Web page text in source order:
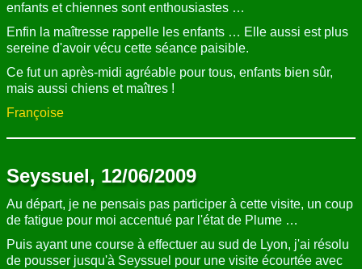
enfants et chiennes sont enthousiastes …
Enfin la maîtresse rappelle les enfants … Elle aussi est plus
sereine d'avoir vécu cette séance paisible.
Ce fut un après-midi agréable pour tous, enfants bien sûr,
mais aussi chiens et maîtres !
Françoise
Seyssuel, 12/06/2009
Au départ, je ne pensais pas participer à cette visite, un coup
de fatigue pour moi accentué par l'état de Plume …
Puis ayant une course à effectuer au sud de Lyon, j'ai résolu
de pousser jusqu'à Seyssuel pour une visite écourtée avec